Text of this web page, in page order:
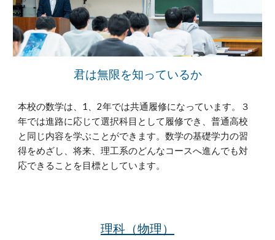
君は無限を知っているか
本校の数学は、1、2年では共通履修になっています。３
年では進路に応じて選択科目として履修でき、普通高校
と同じ内容を学ぶことができます。数学の基礎学力の習
得をめざし、将来、理工系のどんなコースへ進んでも対
応できることを目標としています。
理科（物理）